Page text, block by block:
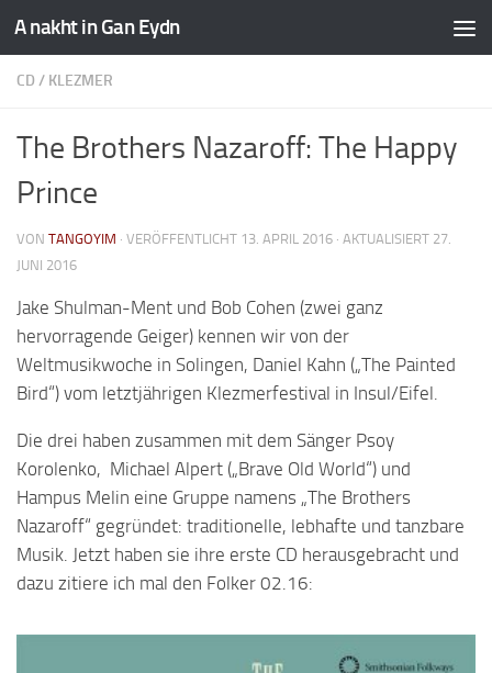
A nakht in Gan Eydn
CD / KLEZMER
The Brothers Nazaroff: The Happy
Prince
VON TANGOYIM · VERÖFFENTLICHT 13. APRIL 2016 · AKTUALISIERT 27.
JUNI 2016
Jake Shulman-Ment und Bob Cohen (zwei ganz
hervorragende Geiger) kennen wir von der
Weltmusikwoche in Solingen, Daniel Kahn („The Painted
Bird“) vom letztjährigen Klezmerfestival in Insul/Eifel.
Die drei haben zusammen mit dem Sänger Psoy
Korolenko, Michael Alpert („Brave Old World“) und
Hampus Melin eine Gruppe namens „The Brothers
Nazaroff“ gegründet: traditionelle, lebhafte und tanzbare
Musik. Jetzt haben sie ihre erste CD herausgebracht und
dazu zitiere ich mal den Folker 02.16: